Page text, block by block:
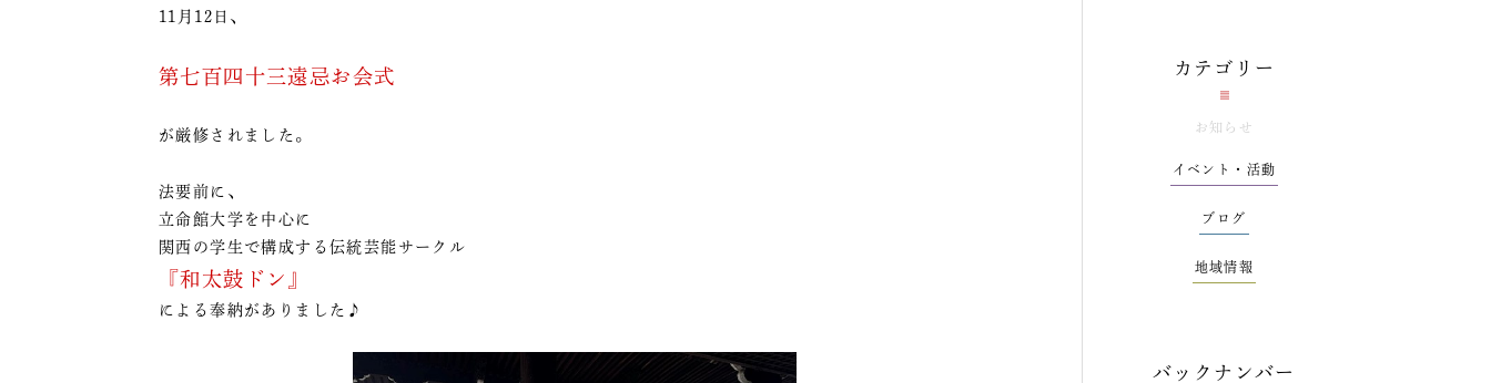
11月12日、
第七百四十三遠忌お会式
が厳修されました。
法要前に、
立命館大学を中心に
関西の学生で構成する伝統芸能サークル
『和太鼓ドン』
による奉納がありました♪
カテゴリー
お知らせ
イベント・活動
ブログ
地域情報
バックナンバー